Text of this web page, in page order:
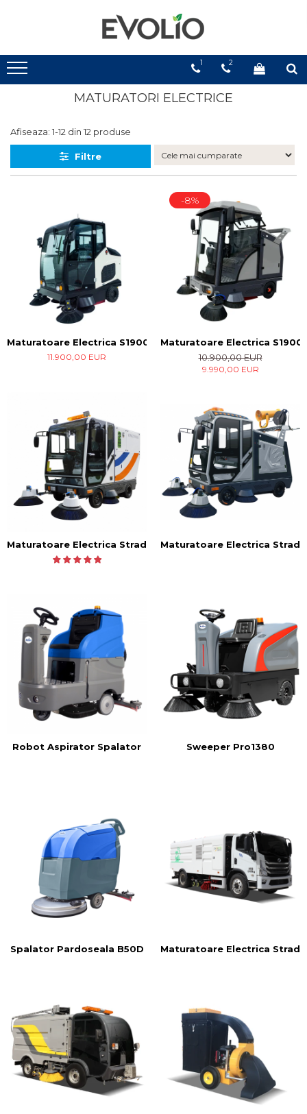
1 2
MATURATORI ELECTRICE
Afiseaza: 1-12 din 12 produse
Filtre
Maturatoare Electrica S1900
11.900,00 EUR
-8%
Maturatoare Electrica S1900
10.900,00 EUR
9.990,00 EUR
Maturatoare Electrica Stradala S2200Maturatoare Electrica
Robot Aspirator Spalator Sweeper Pro1380
Spalator Pardoseala B50D Maturatoare Electrica